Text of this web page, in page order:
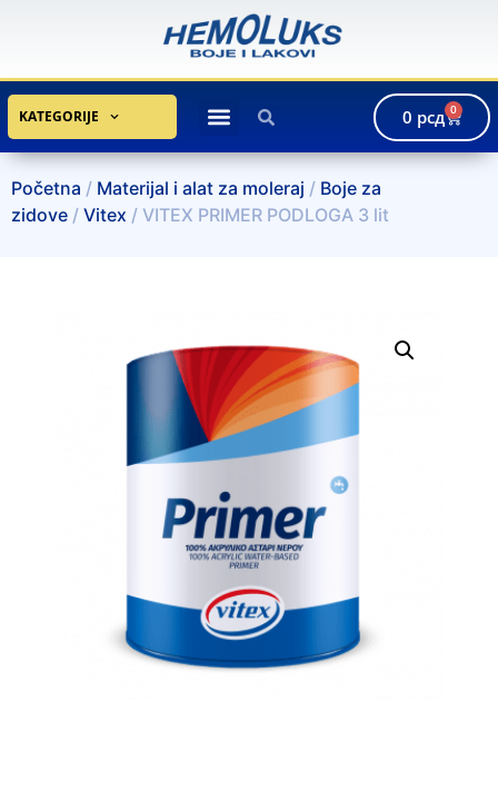
KATEGORIJE 0 рсд 0
Početna / Materijal i alat za moleraj / Boje za
zidove / Vitex / VITEX PRIMER PODLOGA 3 lit